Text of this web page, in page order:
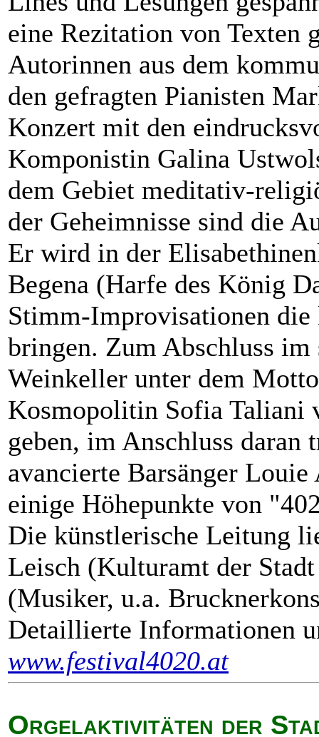
eine Rezitation von Texten
Autorinnen aus dem
den gefragten Pianisten
Konzert mit den
Komponistin Galina
dem Gebiet meditativ-
der Geheimnisse sind die
Er wird in der
Begena (Harfe des König
Stimm-Improvisationen
bringen. Zum Abschluss
Weinkeller unter dem
Kosmopolitin Sofia Taliani
geben, im Anschluss
avancierte Barsänger
einige Höhepunkte von
Die künstlerische Leitung
Leisch (Kulturamt der
(Musiker, u.a.
Detaillierte Informationen
www.festival4020.at
Orgelaktivitäten der